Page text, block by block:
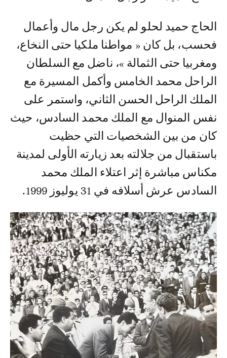
الحاج حميد لحلو لم يكن رجل مال وأعمال
فحسب، بل كان « مواطنا ملكيا حتى النخاع،
ومغربيا حتى الثمالة »، ناضل مع السلطان
الراحل محمد الخامس وأكمل المسيرة مع
الملك الراحل الحسن الثاني، واستمر على
نفس المنوال مع الملك محمد السادس، حيث
كان من بين الشخصيات التي حظيت
باستقبال من جلالته بعد زيارته الأولى لمدينة
مكناس مباشرة إثر اعتلاء الملك محمد
السادس عرش أسلافه في 31 يوليوز 1999.